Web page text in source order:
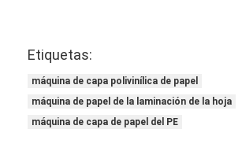
Máquina que lamina de la protuberancia
máquina que lamina de la película
Etiquetas:
máquina de capa polivinílica de papel
máquina de papel de la laminación de la hoja
máquina de capa de papel del PE